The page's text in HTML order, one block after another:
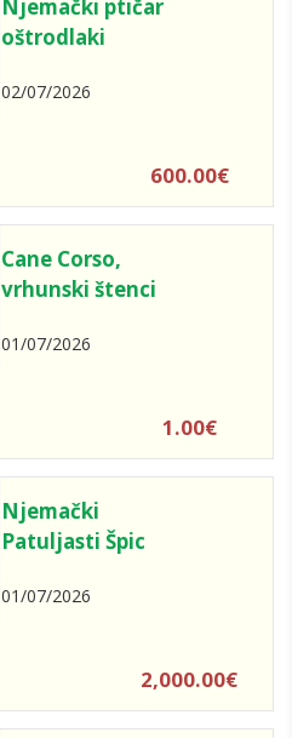
Njemački ptičar
oštrodlaki
02/07/2026
600.00€
Cane Corso,
vrhunski štenci
01/07/2026
1.00€
Njemački
Patuljasti Špic
01/07/2026
2,000.00€